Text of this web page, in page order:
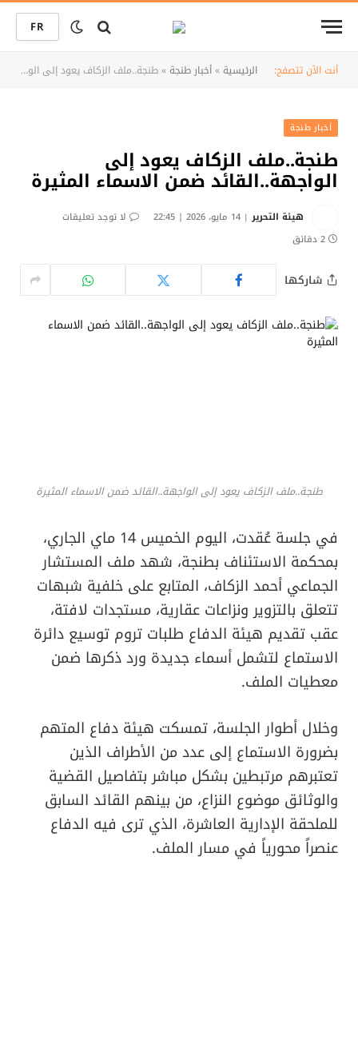
FR
أنت الآن تتصفح: الرئيسية»أخبار طنجة»طنجة..ملف الزكاف يعود إلى الواجهة..القائد ضمن الاسماء المثيرة
أخبار طنجة
طنجة..ملف الزكاف يعود إلى
الواجهة..القائد ضمن الاسماء المثيرة
هيئة التحرير 14 مايو، 2026 | 22:45
لا توجد تعليقات
2 دقائق
شاركها
طنجة..ملف الزكاف يعود إلى الواجهة..القائد ضمن الاسماء المثيرة
في جلسة عُقدت، اليوم الخميس 14 ماي الجاري،
بمحكمة الاستئناف بطنجة، شهد ملف المستشار
الجماعي أحمد الزكاف، المتابع على خلفية شبهات
تتعلق بالتزوير ونزاعات عقارية، مستجدات لافتة،
عقب تقديم هيئة الدفاع طلبات تروم توسيع دائرة
الاستماع لتشمل أسماء جديدة ورد ذكرها ضمن
معطيات الملف.
وخلال أطوار الجلسة، تمسكت هيئة دفاع المتهم
بضرورة الاستماع إلى عدد من الأطراف الذين
تعتبرهم مرتبطين بشكل مباشر بتفاصيل القضية
والوثائق موضوع النزاع، من بينهم القائد السابق
للملحقة الإدارية العاشرة، الذي ترى فيه الدفاع
عنصراً محورياً في مسار الملف.